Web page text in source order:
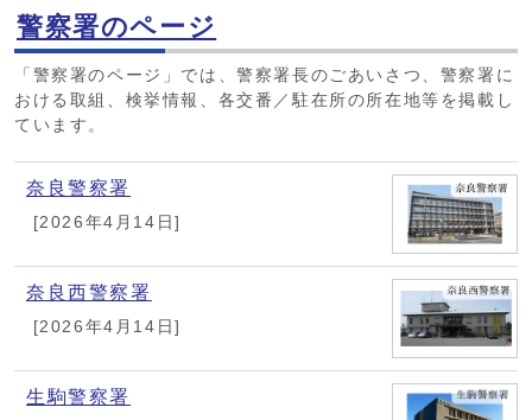
警察署のページ
「警察署のページ」では、警察署長のごあいさつ、警察署に
おける取組、検挙情報、各交番／駐在所の所在地等を掲載し
ています。
奈良警察署
[2026年4月14日]
奈良西警察署
[2026年4月14日]
生駒警察署